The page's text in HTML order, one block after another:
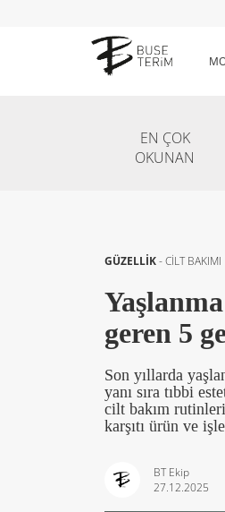
EN ÇOK
OKUNAN
GÜZELLİK-CİLT BAKIMI
geren 5
Son yıllarda
yanı sıra tıbbi
cilt bakım
karşıtı ürün ve
BT Ekip
27.12.2025